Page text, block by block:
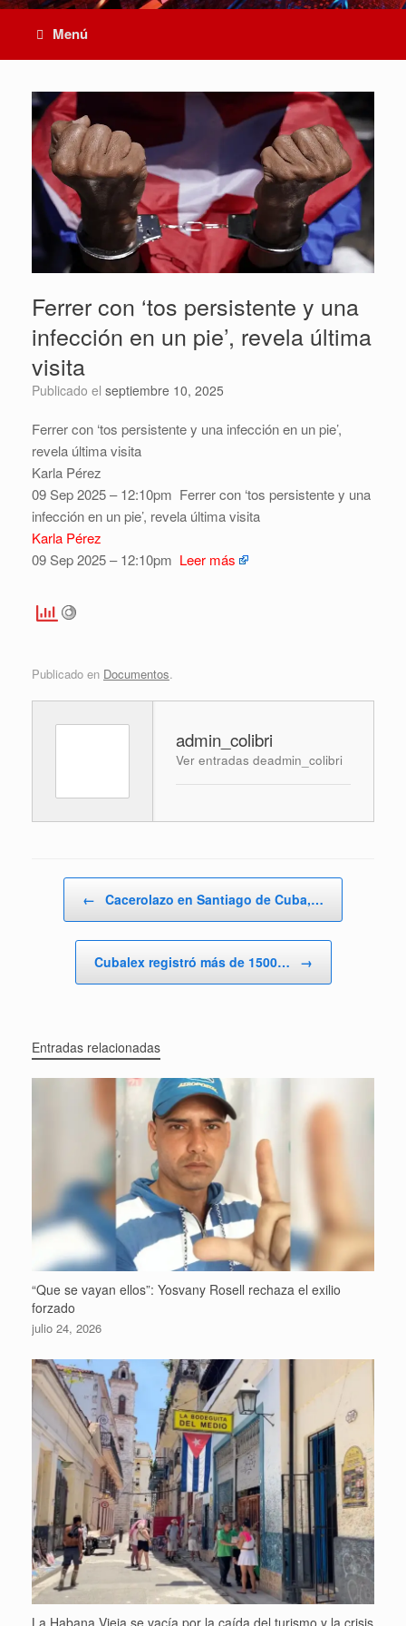
Menú
Ferrer con ‘tos persistente y una
infección en un pie’, revela última
visita
Publicado el septiembre 10, 2025
Ferrer con ‘tos persistente y una infección en un pie’,
revela última visita
Karla Pérez
09 Sep 2025 – 12:10pm Ferrer con ‘tos persistente y una
infección en un pie’, revela última visita
Karla Pérez
09 Sep 2025 – 12:10pm Leer más
Publicado en Documentos.
admin_colibri
Ver entradas deadmin_colibri
← Cacerolazo en Santiago de Cuba,…
Cubalex registró más de 1500… →
Entradas relacionadas
“Que se vayan ellos”: Yosvany Rosell rechaza el exilio
forzado
julio 24, 2026